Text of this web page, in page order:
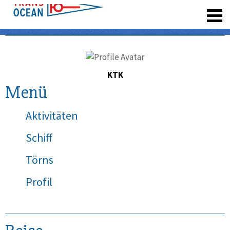
KTK
Menü
Aktivitäten
Schiff
Törns
Profil